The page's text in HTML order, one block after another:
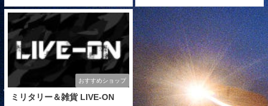
おすすめショップ
ミリタリー＆雑貨 LIVE-ON